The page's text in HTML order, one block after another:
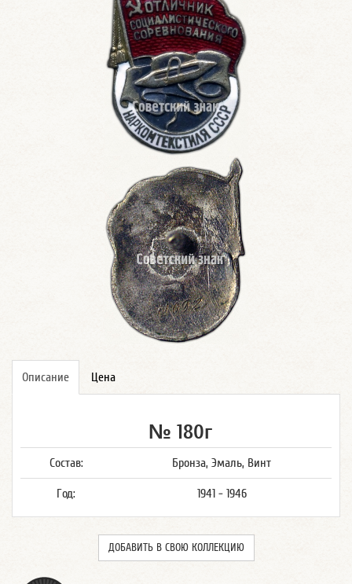
Описание Цена
№ 180г
Состав: Бронза, Эмаль, Винт
Год: 1941 - 1946
ДОБАВИТЬ В СВОЮ КОЛЛЕКЦИЮ